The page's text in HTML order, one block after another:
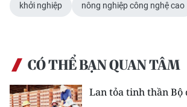
khởi nghiệp nông nghiệp công nghệ cao
CÓ THỂ BẠN QUAN TÂM
Lan tỏa tinh thần Bộ